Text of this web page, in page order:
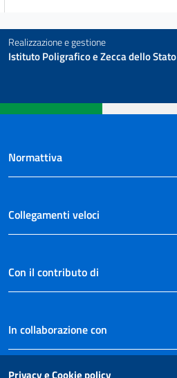
Realizzazione e gestione
Istituto Poligrafico e Zecca dello Stato
Normattiva
Collegamenti veloci
Con il contributo di
In collaborazione con
Privacy e Cookie policy